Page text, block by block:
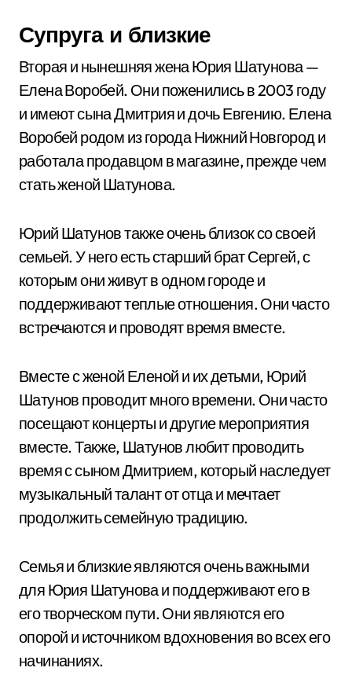
Супруга и близкие
Вторая и нынешняя жена Юрия Шатунова —
Елена Воробей. Они поженились в 2003 году
и имеют сына Дмитрия и дочь Евгению. Елена
Воробей родом из города Нижний Новгород и
работала продавцом в магазине, прежде чем
стать женой Шатунова.
Юрий Шатунов также очень близок со своей
семьей. У него есть старший брат Сергей, с
которым они живут в одном городе и
поддерживают теплые отношения. Они часто
встречаются и проводят время вместе.
Вместе с женой Еленой и их детьми, Юрий
Шатунов проводит много времени. Они часто
посещают концерты и другие мероприятия
вместе. Также, Шатунов любит проводить
время с сыном Дмитрием, который наследует
музыкальный талант от отца и мечтает
продолжить семейную традицию.
Семья и близкие являются очень важными
для Юрия Шатунова и поддерживают его в
его творческом пути. Они являются его
опорой и источником вдохновения во всех его
начинаниях.